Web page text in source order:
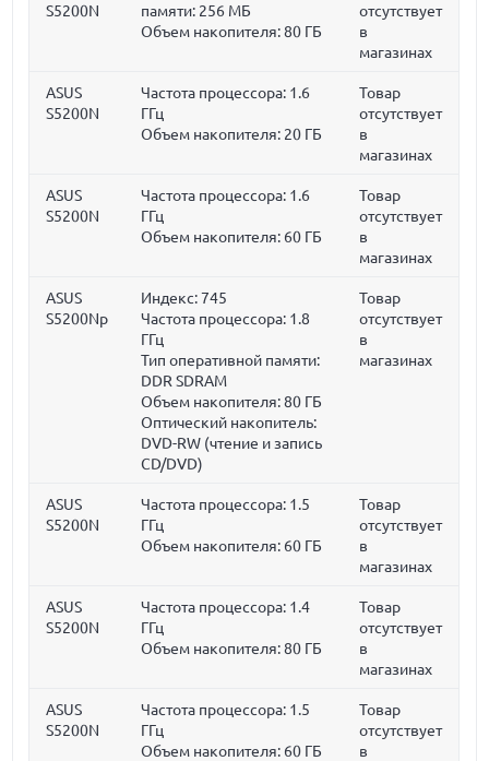
S5200N
памяти: 256 МБ
Объем накопителя:80 ГБ
отсутствует
в
магазинах
ASUS
S5200N
Частота процессора: 1.6
ГГц
Объем накопителя: 20 ГБ
Товар
отсутствует
в
магазинах
ASUS
S5200N
Частота процессора: 1.6
ГГц
Объем накопителя: 60 ГБ
Товар
отсутствует
в
магазинах
ASUS
S5200Np
Индекс: 745
Частота процессора: 1.8
ГГц
Тип оперативной памяти:
DDR SDRAM
Объем накопителя:80 ГБ
Оптический накопитель:
DVD-RW (чтение и запись
CD/DVD)
Товар
отсутствует
в
магазинах
ASUS
S5200N
Частота процессора: 1.5
ГГц
Объем накопителя: 60 ГБ
Товар
отсутствует
в
магазинах
ASUS
S5200N
Частота процессора: 1.4
ГГц
Объем накопителя:80 ГБ
Товар
отсутствует
в
магазинах
ASUS
S5200N
Частота процессора: 1.5
ГГц
Объем накопителя: 60 ГБ
Товар
отсутствует
в